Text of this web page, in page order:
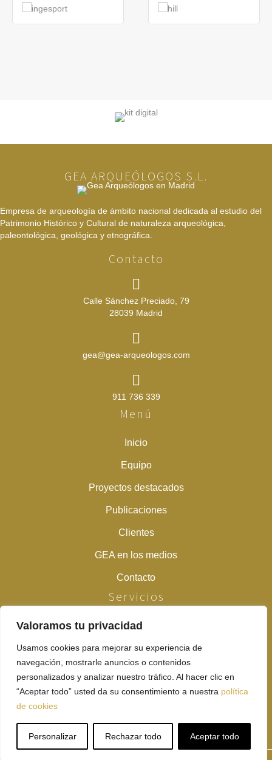
Valoramos tu privacidad
Usamos cookies para mejorar su experiencia de
navegación, mostrarle anuncios o contenidos
personalizados y analizar nuestro tráfico. Al hacer clic en
“Aceptar todo” usted da su consentimiento a nuestra política
de cookies
Personalizar Rechazar todo Aceptar todo
GEA ARQUEÓLOGOS S.L.
Empresa de arqueología de ámbito nacional dedicada al estudio del
Patrimonio Histórico y Cultural de naturaleza arqueológica,
paleontológica, geológica y etnográfica.
Contacto
Calle Sánchez Preciado, 79
28039 Madrid
gea@gea-arqueologos.com
911 736 339
Menú
Inicio
Equipo
Proyectos destacados
Publicaciones
Clientes
GEA en los medios
Contacto
Servicios
Estudios previos
Prospecciones arqueológicas y paleontológicas
Excavaciones en extensión
Análisis de muestras